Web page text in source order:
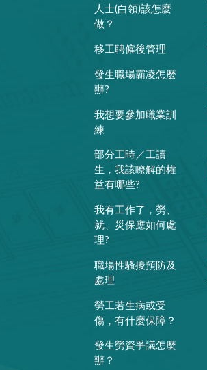
人士(白領)該怎麼
做？
移工聘僱後管理
發生職場霸凌怎麼
辦?
我想要參加職業訓
練
部分工時／工讀
生，我該瞭解的權
益有哪些?
我有工作了，勞、
就、災保應如何處
理?
職場性騷擾預防及
處理
勞工若生病或受
傷，有什麼保障？
發生勞資爭議怎麼
辦？